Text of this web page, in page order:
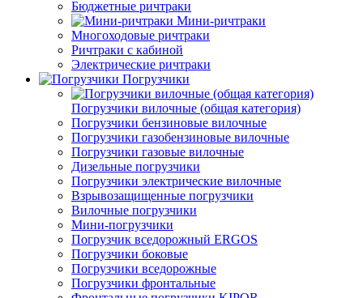
Бюджетные ричтраки
Мини-ричтраки
Многоходовые ричтраки
Ричтраки с кабиной
Электрические ричтраки
Погрузчики
Погрузчики вилочные (общая категория)
Погрузчики бензиновые вилочные
Погрузчики газобензиновые вилочные
Погрузчики газовые вилочные
Дизельные погрузчики
Погрузчики электрические вилочные
Взрывозащищенные погрузчики
Вилочные погрузчики
Мини-погрузчики
Погрузчик вседорожный ERGOS
Погрузчики боковые
Погрузчики вседорожные
Погрузчики фронтальные